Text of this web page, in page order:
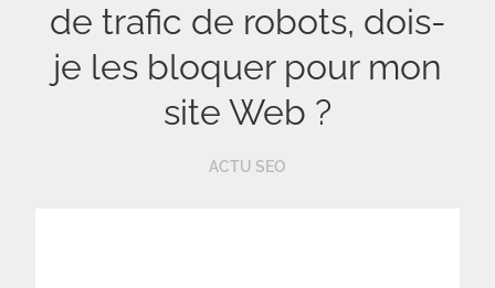
de trafic de robots, dois-
je les bloquer pour mon
site Web ?
ACTU SEO